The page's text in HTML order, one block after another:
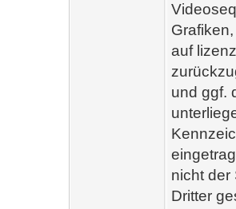
auf
und ggf.
nicht der
Dritter